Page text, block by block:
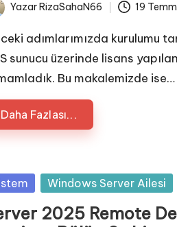
Yazar RizaSahaN66 19
adımlarımızda kurulumu
sunucu üzerinde lisans
Bu makalemizde ise…
Daha Fazlası...
Windows Server Ailesi
2025 Remote